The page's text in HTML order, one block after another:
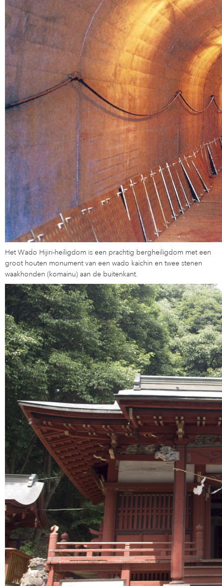
Het Wado Hijiri-heiligdom is een prachtig bergheiligdom met een
groot houten monument van een wado kaichin en twee stenen
waakhonden (komainu) aan de buitenkant.